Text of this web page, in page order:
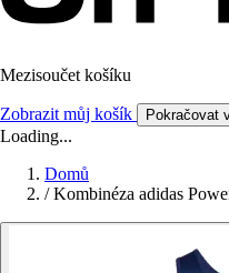
Mezisoučet košíku
Zobrazit můj košík Pokračovat
Loading...
Domů
/ Kombinéza adidas